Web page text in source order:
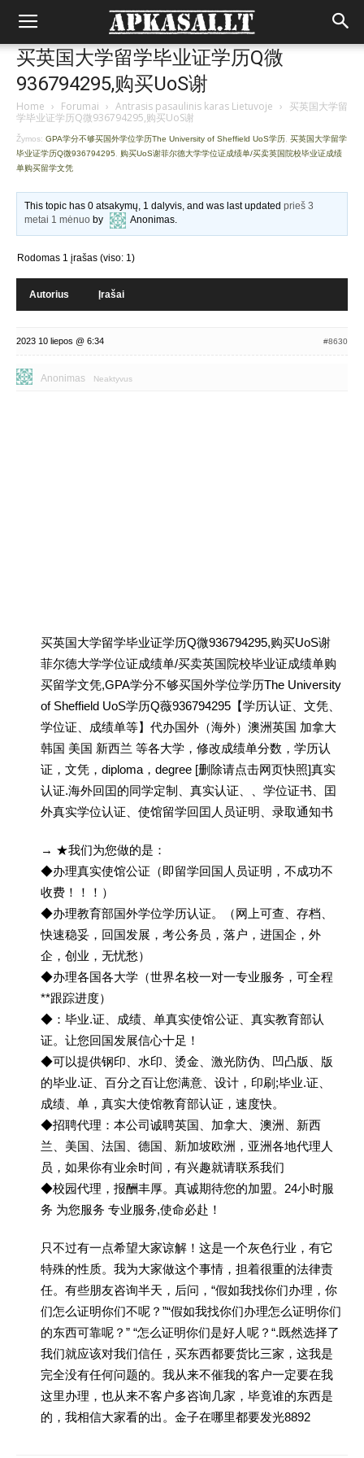
买英国大学留学毕业证学历Q微
936794295,购买UoS谢
Home › Forumai › Antrasis pasaulinis karas Lietuvoje › 买英国大学留
学毕业证学历Q微936794295,购买UoS谢
Žymos: GPA学分不够买国外学位学历The University of Sheffield UoS学历 买英国大学留学
毕业证学历Q微936794295
购买UoS谢菲尔德大学学位证成绩单/买卖英国院校毕业证成绩
单购买留学文凭
This topic has 0 atsakymų, 1 dalyvis, and was last updatedprieš 3
metai 1 mėnuo by Anonimas.
Rodomas 1 įrašas (viso: 1)
Autorius Įrašai
2023 10 liepos @ 6:34 #8630
Anonimas Neaktyvus
买英国大学留学毕业证学历Q微936794295,购买UoS谢
菲尔德大学学位证成绩单/买卖英国院校毕业证成绩单购
买留学文凭,GPA学分不够买国外学位学历The University
of Sheffield UoS学历Q薇936794295【学历认证、文凭、
学位证、成绩单等】代办国外（海外）澳洲英国 加拿大
韩国 美国 新西兰 等各大学，修改成绩单分数，学历认
证，文凭，diploma，degree [删除请点击网页快照]真实
认证.海外回囯的同学定制、真实认证、、学位证书、囯
外真实学位认证、使馆留学回囯人员证明、录取通知书
→ ★我们为您做的是：
◆办理真实使馆公证（即留学回国人员证明，不成功不
收费！！！）
◆办理教育部国外学位学历认证。（网上可查、存档、
快速稳妥，回国发展，考公务员，落户，进国企，外
企，创业，无忧愁）
◆办理各国各大学（世界名校一对一专业服务，可全程
**跟踪进度）
◆：毕业.证、成绩、单真实使馆公证、真实教育部认
证。让您回国发展信心十足！
◆可以提供钢印、水印、烫金、激光防伪、凹凸版、版
的毕业.证、百分之百让您满意、设计，印刷;毕业.证、
成绩、单，真实大使馆教育部认证，速度快。
◆招聘代理：本公司诚聘英国、加拿大、澳洲、新西
兰、美国、法国、德国、新加坡欧洲，亚洲各地代理人
员，如果你有业余时间，有兴趣就请联系我们
◆校园代理，报酬丰厚。真诚期待您的加盟。24小时服
务 为您服务 专业服务,使命必赴！
只不过有一点希望大家谅解！这是一个灰色行业，有它
特殊的性质。我为大家做这个事情，担着很重的法律责
任。有些朋友咨询半天，后问，“假如我找你们办理，你
们怎么证明你们不呢？”“假如我找你们办理怎么证明你们
的东西可靠呢？” “怎么证明你们是好人呢？“.既然选择了
我们就应该对我们信任，买东西都要货比三家，这我是
完全没有任何问题的。我从来不催我的客户一定要在我
这里办理，也从来不客户多咨询几家，毕竟谁的东西是
的，我相信大家看的出。金子在哪里都要发光8892